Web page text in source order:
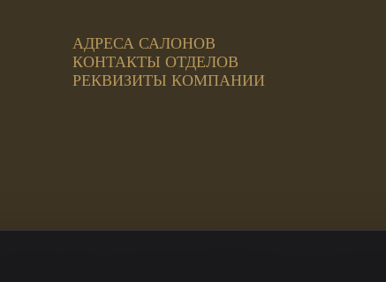
АДРЕСА САЛОНОВ
КОНТАКТЫ ОТДЕЛОВ
РЕКВИЗИТЫ КОМПАНИИ